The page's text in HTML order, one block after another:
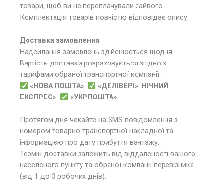
товари, щоб ви не переплачували зайвого.
Комплектація товарів повністю відповідає опису.
Доставка замовлення
Надсилання замовлень здійснюється щодня.
Вартість доставки розраховується згідно з
тарифами обраної транспортної компанії:
«НОВА ПОШТА»
«ДЕЛІВЕРІ» НІЧНИЙ
ЕКСПРЕС»
«УКРПОШТА»
Протягом дня чекайте на SMS повідомлення з
номером товарно-транспортної накладної та
інформацією про дату прибуття вантажу.
Термін доставки залежить від віддаленості вашого
населеного пункту та обраної компанії перевізника
(від 1 до 3 робочих днів).